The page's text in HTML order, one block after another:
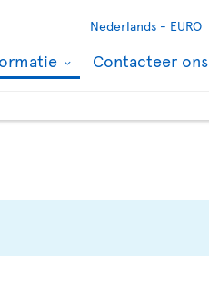
Nederlands - EURO
Contacteer ons